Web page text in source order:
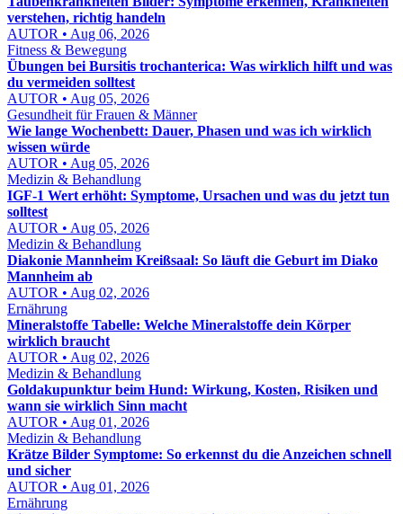
verstehen, richtig handeln
AUTOR • Aug 06, 2026
Fitness & Bewegung
Übungen bei Bursitis trochanterica: Was wirklich hilft und was
du vermeiden solltest
AUTOR • Aug 05, 2026
Gesundheit für Frauen & Männer
Wie lange Wochenbett: Dauer, Phasen und was ich wirklich
wissen würde
AUTOR • Aug 05, 2026
Medizin & Behandlung
IGF-1 Wert erhöht: Symptome, Ursachen und was du jetzt tun
solltest
AUTOR • Aug 05, 2026
Medizin & Behandlung
Diakonie Mannheim Kreißsaal: So läuft die Geburt im Diako
Mannheim ab
AUTOR • Aug 02, 2026
Ernährung
Mineralstoffe Tabelle: Welche Mineralstoffe dein Körper
wirklich braucht
AUTOR • Aug 02, 2026
Medizin & Behandlung
Goldakupunktur beim Hund: Wirkung, Kosten, Risiken und
wann sie wirklich Sinn macht
AUTOR • Aug 01, 2026
Medizin & Behandlung
Krätze Bilder Symptome: So erkennst du die Anzeichen schnell
und sicher
AUTOR • Aug 01, 2026
Ernährung